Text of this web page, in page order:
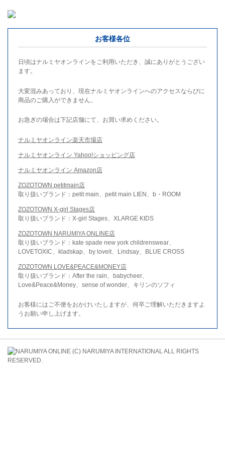
お客様各位
日頃はナルミヤオンラインをご利用いただき、誠にありがとうござい
ます。
大変混みあっており、現在ナルミヤオンラインへのアクセスならびに
商品のご購入ができません。
お急ぎの場合は下記店舗にて、お買い求めください。
ナルミヤオンライン楽天市場店
ナルミヤオンライン Yahoo!ショッピング店
ナルミヤオンライン Amazon店
ZOZOTOWN petitmain店
取り扱いブランド：petit main、petit main LIEN、b・ROOM
ZOZOTOWN X-girl Stages店
取り扱いブランド：X-girl Stages、XLARGE KIDS
ZOZOTOWN NARUMIYA ONLINE店
取り扱いブランド：kate spade new york childrenswear、
LOVETOXIC、kladskap、by loveit、Lindsay、BLUE CROSS
ZOZOTOWN LOVE&PEACE&MONEY店
取り扱いブランド：After the rain、babycheer、
Love&Peace&Money、sense of wonder、キリンのソフィ
お客様にはご不便をおかけいたしますが、何卒ご理解いただきますよ
うお願い申し上げます。